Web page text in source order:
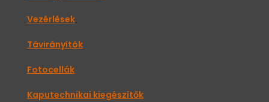
Vezérlések
Távirányítók
Fotocellák
Kaputechnikai kiegészítők